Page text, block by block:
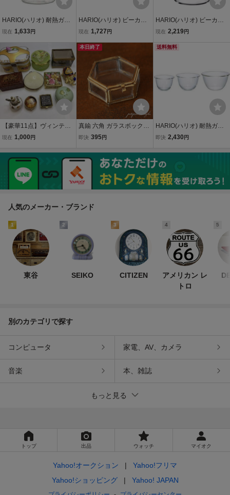
HARIO(ハリオ) 耐熱ガラ
ス フルーツポット SLOW
ネガー 漬物 お酢 手作り
ホワイト 日本製 SFP-
現在 1,633 円
HARIO(ハリオ) ビーカー
実用容量 200mL 耐熱ガラ
現在 1,727 円
HARIO(ハリオ) ビーカー
実用容量 500mL 耐熱ガラ
現在 2,219円
【豪華11点】ヴィンテー
ジ 小物入れ 大量まとめて
ラス 陶器 木彫り 等 ジュ
エリーボックス コレクシ
現在 1,000 円
本日終了
真鍮 六角 ガラスボックス
フラット S ケース アンテ
小物入れ アクセサリー ジ
ュエリーボックス
即決 395円
送料無料
HARIO(ハリオ) 耐熱ガラ
ス製ボウル 900ml 1500ml
即決 2,430 円
人気のメーカー・ブランド
1
東谷
2
SEIKO
3
CITIZEN
4
アメリカン レ
トロ
5
別のカテゴリで探す
コンピュータ 家電、AV、カメラ
音楽 本、雑誌
もっと見る
トップ 出品 ウォッチ マイオク
Yahoo!オークション
Yahoo!フリマ
Yahoo!ショッピング
Yahoo! JAPAN